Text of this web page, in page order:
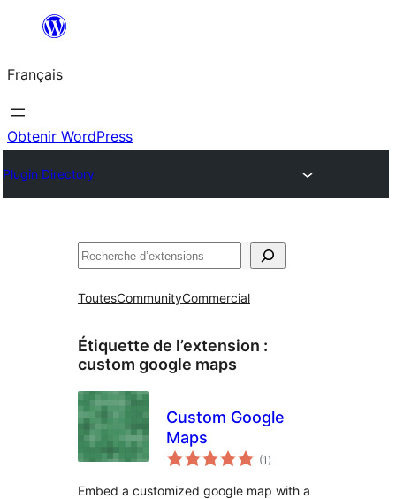
contenu
Français
Obtenir WordPress
Plugin Directory
Rechercher
ToutesCommunityCommercial
Étiquette de l’extension :
custom google maps
Custom Google
Maps
(1 notes
en
)
Embed a customized google map with a